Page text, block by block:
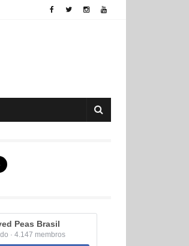
Peas Brasil
· 4.147 membros